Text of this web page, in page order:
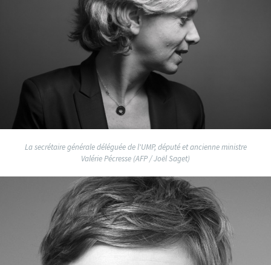
La secrétaire générale déléguée de l'UMP, député et ancienne ministre
Valérie Pécresse (AFP / Joël Saget)